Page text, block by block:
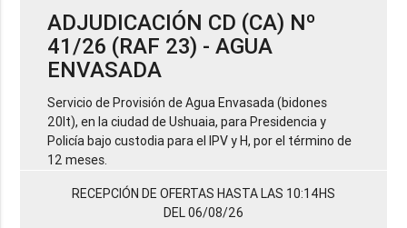
ADJUDICACIÓN CD (CA) Nº
41/26 (RAF 23) - AGUA
ENVASADA
Servicio de Provisión de Agua Envasada (bidones
20lt), en la ciudad de Ushuaia, para Presidencia y
Policía bajo custodia para el IPV y H, por el término de
12 meses.
RECEPCIÓN DE OFERTAS HASTA LAS 10:14HS
DEL 06/08/26